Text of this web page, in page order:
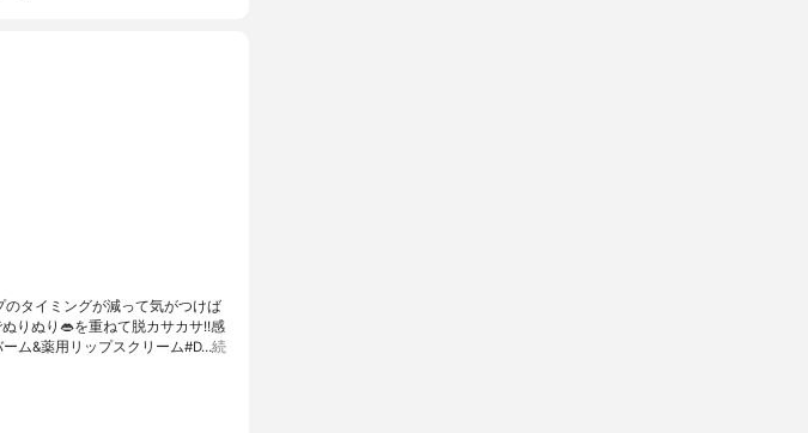
のタイミングが減って気がつけば
りぬり👄を重ねて脱カサカサ!!感
ム&薬用リップスクリーム#D…続